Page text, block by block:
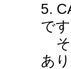
5.
です
そ
あ